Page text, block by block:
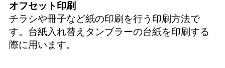
オフセット印刷
チラシや冊子など紙の印刷を行う印刷方法で
す。台紙入れ替えタンブラーの台紙を印刷する
際に用います。